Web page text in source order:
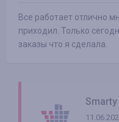
Все работает отлично
приходил. Только
заказы что я сделала.